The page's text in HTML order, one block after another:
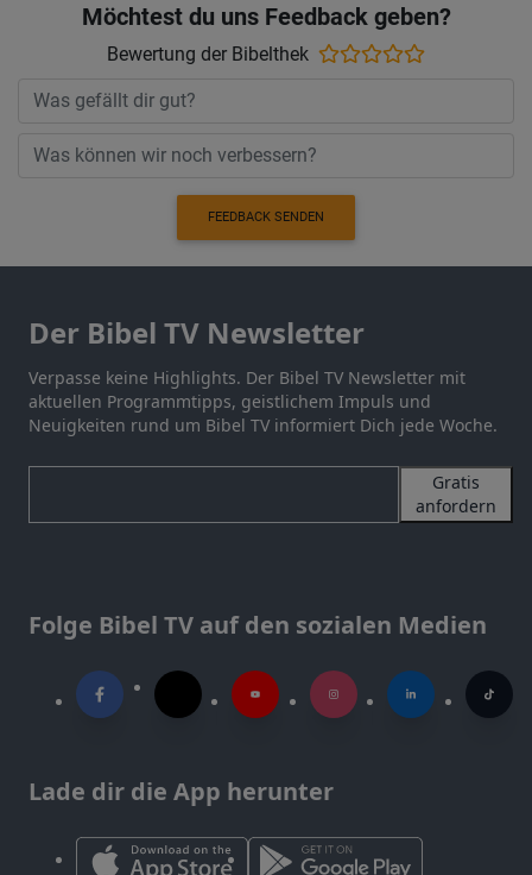
Möchtest du uns Feedback geben?
Bewertung der Bibelthek
FEEDBACK SENDEN
Der Bibel TV Newsletter
Verpasse keine Highlights. Der Bibel TV Newsletter mit
aktuellen Programmtipps, geistlichem Impuls und
Neuigkeiten rund um Bibel TV informiert Dich jede Woche.
Gratis
anfordern
Folge Bibel TV auf den sozialen Medien
Lade dir die App herunter